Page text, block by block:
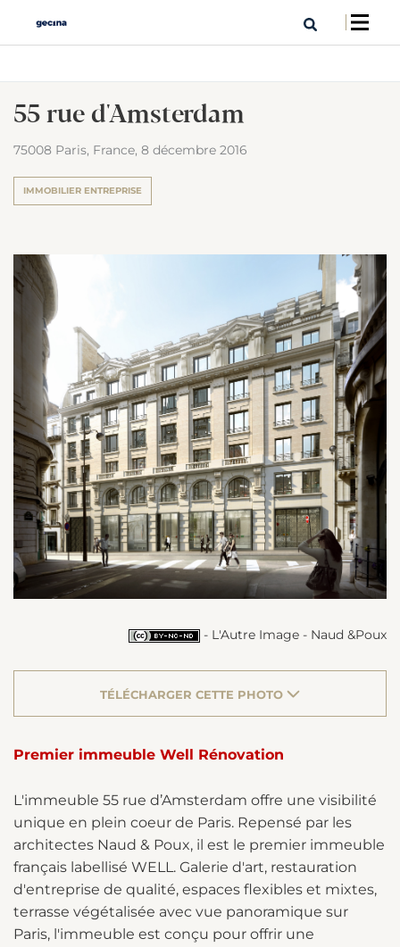
55 rue d'Amsterdam
75008 Paris, France, 8 décembre 2016
IMMOBILIER ENTREPRISE
- L'Autre Image - Naud &Poux
TÉLÉCHARGER CETTE PHOTO
Premier immeuble Well Rénovation
L'immeuble 55 rue d’Amsterdam offre une visibilité
unique en plein coeur de Paris. Repensé par les
architectes Naud & Poux, il est le premier immeuble
français labellisé WELL. Galerie d'art, restauration
d'entreprise de qualité, espaces flexibles et mixtes,
terrasse végétalisée avec vue panoramique sur
Paris, l'immeuble est conçu pour offrir une